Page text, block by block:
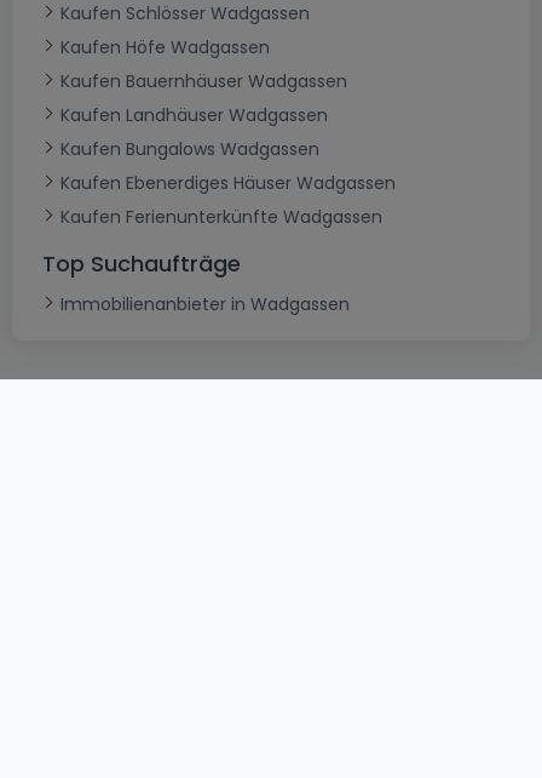
Kaufen Schlösser Wadgassen
Kaufen Höfe Wadgassen
Kaufen Bauernhäuser Wadgassen
Kaufen Landhäuser Wadgassen
Kaufen Bungalows Wadgassen
Kaufen Ebenerdiges Häuser Wadgassen
Kaufen Ferienunterkünfte Wadgassen
Top Suchaufträge
Immobilienanbieter in Wadgassen